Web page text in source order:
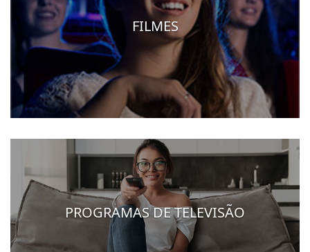
FILMES
PROGRAMAS DE TELEVISÃO